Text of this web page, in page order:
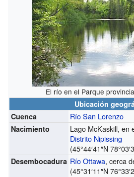
El río en el Parque
Ubicación
Cuenca
Río San Lorenzo
Nacimiento Lago McKaskill, en
Distrito Nipissing
(45°44′41″N
Desembocadura Río Ottawa, cerca
(45°31′11″N